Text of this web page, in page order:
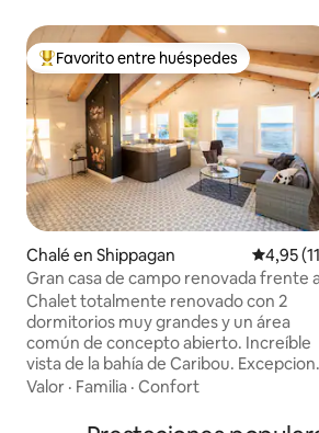
Favorito entre los huéspedes más
Favorito entre huéspedes
Chalé en Shippagan
4,95
Gran casa de campo renovada frente
la playa
Chalet totalmente renovado con 2
dormitorios muy grandes y un área
común de concepto abierto. Increíble
vista de la bahía de Caribou.
playa cercana con la posibilidad de
propiedad durante la marea alta.
Valor · Familia · Confort